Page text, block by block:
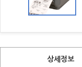
상세정보